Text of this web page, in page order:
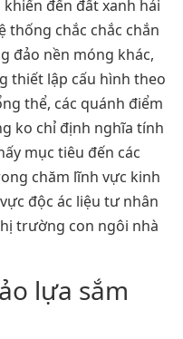
đến đất xanh hải
thống chắc chắc chắn
đảo nền móng khác,
thiết lập cấu hình theo
thể, các quánh điểm
ko chỉ định nghĩa tính
mục tiêu đến các
chăm lĩnh vực kinh
độc ác liệu tư nhân
trường con ngôi nhà
lựa sắm